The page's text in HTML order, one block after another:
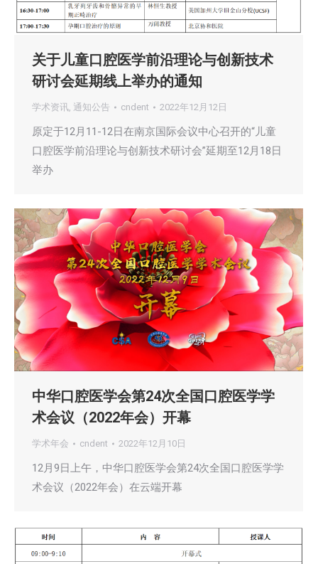
关于儿童口腔医学前沿理论与创新技术
研讨会延期线上举办的通知
学术资讯, 通知公告 cndent 2022年12月12日
原定于12月11-12日在南京国际会议中心召开的“儿童
口腔医学前沿理论与创新技术研讨会”延期至12月18日
举办
中华口腔医学会第24次全国口腔医学学
术会议（2022年会）开幕
学术年会 cndent 2022年12月10日
12月9日上午，中华口腔医学会第24次全国口腔医学学
术会议（2022年会）在云端开幕